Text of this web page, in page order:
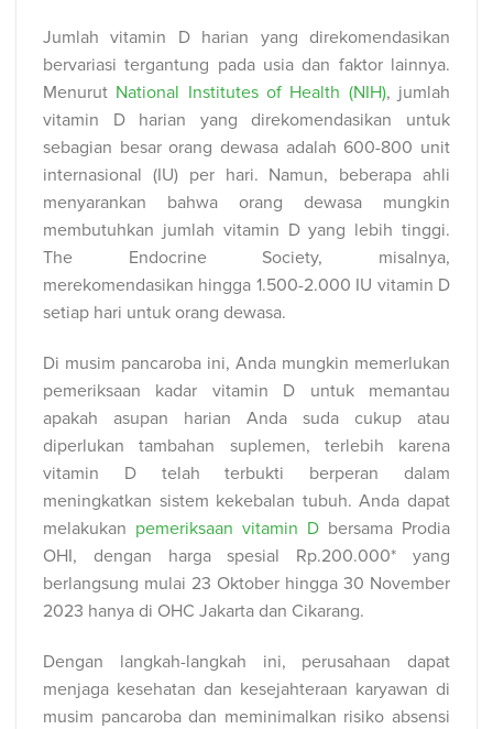
Jumlah vitamin D harian yang direkomendasikan
bervariasi tergantung pada usia dan faktor lainnya.
Menurut National Institutes of Health (NIH), jumlah
vitamin D harian yang direkomendasikan untuk
sebagian besar orang dewasa adalah 600-800 unit
internasional (IU) per hari. Namun, beberapa ahli
menyarankan bahwa orang dewasa mungkin
membutuhkan jumlah vitamin D yang lebih tinggi.
The Endocrine Society, misalnya,
merekomendasikan hingga 1.500-2.000 IU vitamin D
setiap hari untuk orang dewasa.
Di musim pancaroba ini, Anda mungkin memerlukan
pemeriksaan kadar vitamin D untuk memantau
apakah asupan harian Anda suda cukup atau
diperlukan tambahan suplemen, terlebih karena
vitamin D telah terbukti berperan dalam
meningkatkan sistem kekebalan tubuh. Anda dapat
melakukan pemeriksaan vitamin D bersama Prodia
OHI, dengan harga spesial Rp.200.000* yang
berlangsung mulai 23 Oktober hingga 30 November
2023 hanya di OHC Jakarta dan Cikarang.
Dengan langkah-langkah ini, perusahaan dapat
menjaga kesehatan dan kesejahteraan karyawan di
musim pancaroba dan meminimalkan risiko absensi